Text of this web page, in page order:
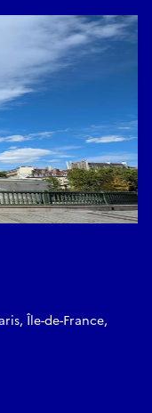
Île-de-France,